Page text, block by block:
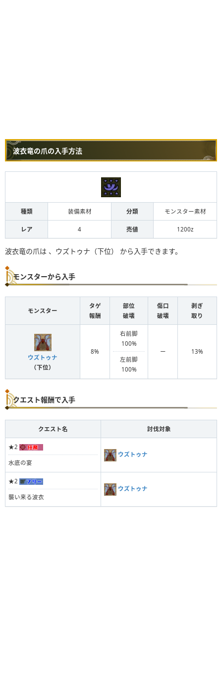
波衣竜の爪の入手方法
種類 装備素材 分類 モンスター素材
レア 4 売値 1200z
波衣竜の爪は 、ウズトゥナ（下位） から入手できます。
モンスターから入手
モンスター
タゲ
報酬
部位
破壊
傷口
破壊
剥ぎ
取り
ウズトゥナ
（下位）
8%
右前脚
100%
左前脚
100%
ー 13%
クエスト報酬で入手
クエスト名 討伐対象
★2
水底の宴
ウズトゥナ
★2
襲い来る波衣
ウズトゥナ